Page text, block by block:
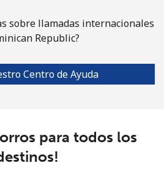
sobre llamadas internacionales
Republic?
Centro de Ayuda
para todos los